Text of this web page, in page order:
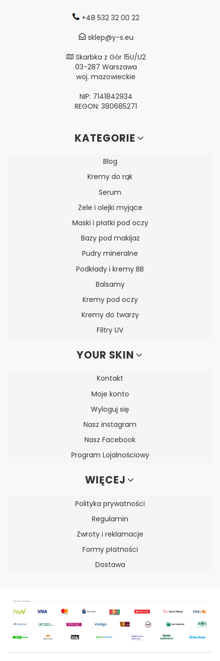
+48 532 32 00 22
sklep@y-s.eu
Skarbka z Gór 15U/U2
03-287 Warszawa
woj. mazowieckie
NIP: 7141842934
REGON: 380685271
Linki w stopceKATEGORIE
Blog
Kremy do rąk
Serum
Żele i olejki myjące
Maski i płatki pod oczy
Bazy pod makijaż
Pudry mineralne
Podkłady i kremy BB
Balsamy
Kremy pod oczy
Kremy do twarzy
Filtry UV
YOUR SKIN
Kontakt
Moje konto
Wyloguj się
Nasz instagram
Nasz Facebook
Program Lojalnościowy
WIĘCEJ
Polityka prywatności
Regulamin
Zwroty i reklamacje
Formy płatności
Dostawa